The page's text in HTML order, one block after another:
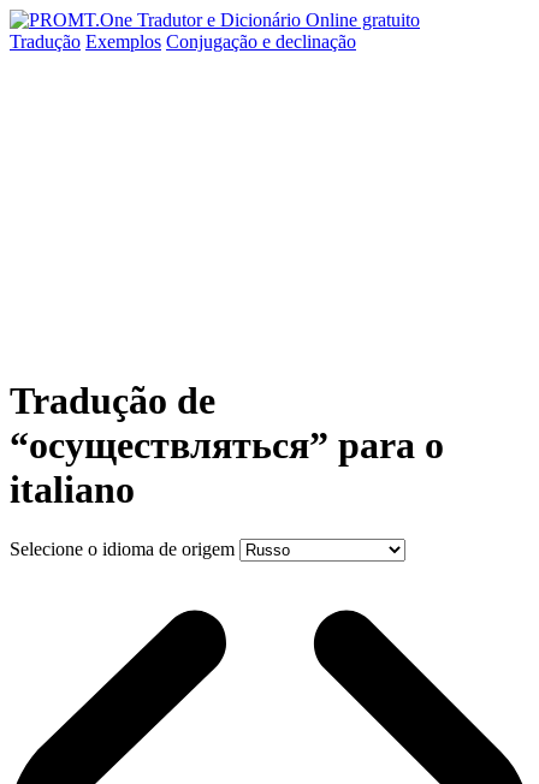
Tradução Exemplos Conjugação e declinação
Tradução de
“осуществляться” para o
italiano
Selecione o idioma de origem